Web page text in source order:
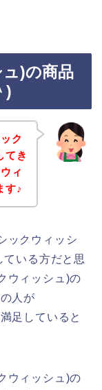
)の商品
)
ク
てき
ィ
す♪
ックウィッシ
ている方だと思
ウィッシュ)の
人が
足していると
ウィッシュ)の